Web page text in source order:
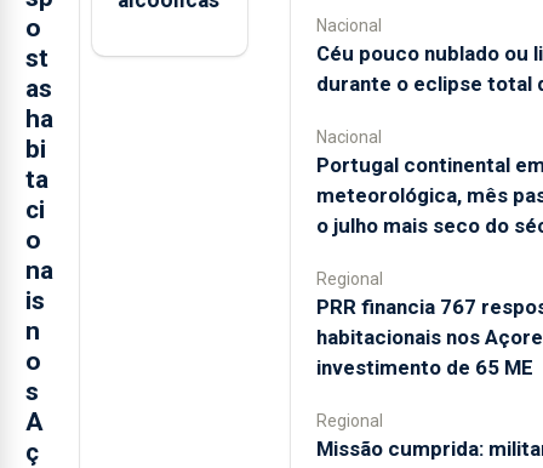
o
st
as
ha
bi
ta
ci
o
na
is
n
o
s
A
ç
Nacional
Céu pouco nublado ou
durante o eclipse total
Nacional
Portugal continental
meteorológica, mês
o julho mais seco do
Regional
PRR financia 767
habitacionais nos
investimento de 65 ME
Regional
Missão cumprida: